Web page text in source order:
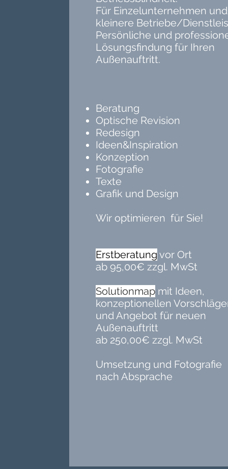
Für Einzelunternehmen und
kleinere Betriebe/
Persönliche und
Lösungsfindung für Ihren
Außenauftritt.
Beratung
Optische Revision
Redesign
Ideen&Inspiration
Konzeption
Fotografie
Texte
Grafik und Design
Wir optimieren für Sie!
Erstberatung vor Ort
ab 95,00€ zzgl. MwSt
Solutionmap mit Ideen,
konzeptionellen
und Angebot für neuen
Außenauftritt
ab 250,00€ zzgl. MwSt
Umsetzung und Fotografie
nach Absprache